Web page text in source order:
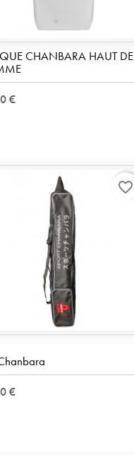
CHANBARA HAUT DE
€
€
favorite_border